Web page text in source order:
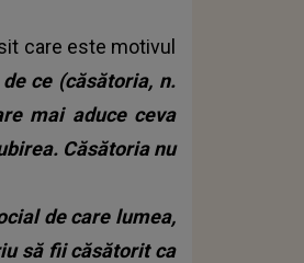
care este motivul
ce (căsătoria, n.
mai aduce ceva
Căsătoria nu
de care lumea,
să fii căsătorit ca